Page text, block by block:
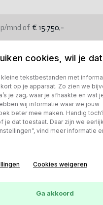
p/mnd of € 15.750,-
autocookies, wil je
tekstbestanden met
op je apparaat. Zo zien we
je zag, waar je afhaakte en wat
wij informatie waar we jouw
beter mee maken. Handig
je dat toestaat. Daar zijn we
vind meer informatie
Cookies weigeren
Ga akkoord